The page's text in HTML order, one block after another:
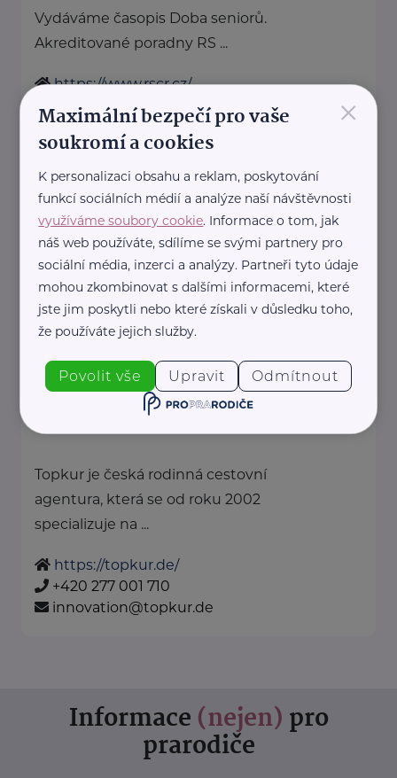
Vydáváme časopis Doba seniorů.
Akreditované poradny RS ...
https://www.rscr.cz/
+420 222 560 136
rscr@rscr.cz
Svaz léčebných lázní České
republiky
http://www.lecebnelazne.cz/
+420 602 697 768
sekretariat@lecebnelazne.cz
Topkur
Trojská 79/14 Kobylisy, Praha 8
Topkur je česká rodinná cestovní
agentura, která se od roku 2002
specializuje na ...
https://topkur.de/
+420 277 001 710
innovation@topkur.de
Informace (nejen) pro
prarodiče
×
Maximální bezpečí pro vaše
soukromí a cookies
K personalizaci obsahu a reklam, poskytování
funkcí sociálních médií a analýze naší návštěvnosti
využíváme soubory cookie. Informace o tom, jak
náš web používáte, sdílíme se svými partnery pro
sociální média, inzerci a analýzy. Partneři tyto údaje
mohou zkombinovat s dalšími informacemi, které
jste jim poskytli nebo které získali v důsledku toho,
že používáte jejich služby.
Povolit vše Upravit Odmítnout